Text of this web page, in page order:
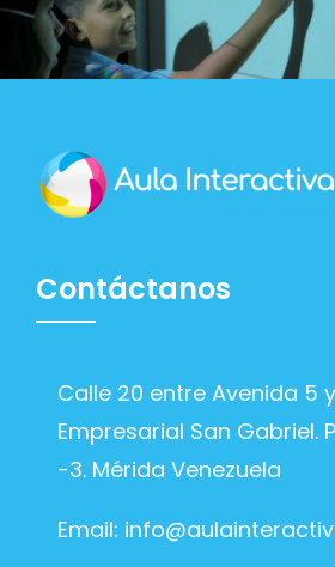
Contáctanos
Calle 20 entre Avenida 5
Empresarial San Gabriel.
-3. Mérida Venezuela
Email: